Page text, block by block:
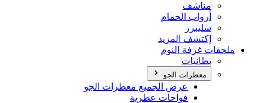
مناشف
أرواب الحمام
سليبرز
إكتشف المزيد
ملحقات غرفة النوم
بطانيات
معطرات الجو
عرض الجميع معطرات الجو
فواحات عطرية